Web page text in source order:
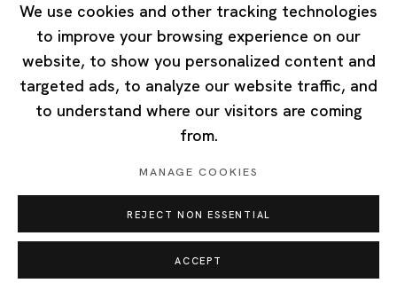
Tuesday - Saturday 11:00 - 19:00
Closed on Mondays, Sundays and Public Holidays
Copyright © 2026 Ota Fine Arts
Site by Artlogic
We use cookies and other tracking technologies
to improve your browsing experience on our
website, to show you personalized content and
targeted ads, to analyze our website traffic, and
to understand where our visitors are coming
from.
MANAGE COOKIES
REJECT NON ESSENTIAL
ACCEPT
大きな失敗というか、事故を経験しながらも、行
き先を求めて、船出し、あるいは行き先を見失
い、漂流している、そんな人類の姿を描いた作品
です。 Even here in Kasukabe, after the nuclear
power plant accident following that massive
earthquake, radioactive contamination reached
us. There’s a large powdered milk factory in
this...
READ MORE